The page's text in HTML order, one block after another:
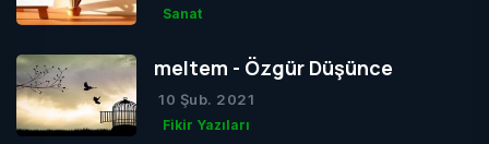
Sonu mu?
Sanat
meltem - Özgür Düşünce
10 Şub. 2021
Fikir Yazıları